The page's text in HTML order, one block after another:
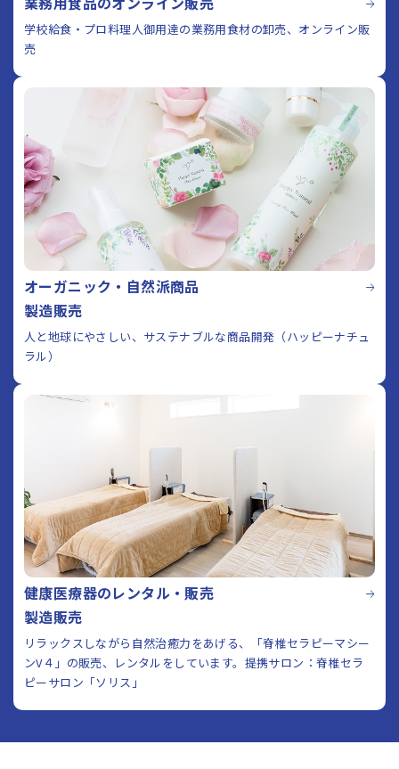
学校給食・プロ料理人御用達の業務用食材の卸売、オンライン販
売
オーガニック・自然派商品
製造販売
人と地球にやさしい、サステナブルな商品開発（ハッピーナチュ
ラル）
健康医療器のレンタル・販売
製造販売
リラックスしながら自然治癒力をあげる、「脊椎セラピーマシー
ンV４」の販売、レンタルをしています。提携サロン：脊椎セラ
ピーサロン「ソリス」